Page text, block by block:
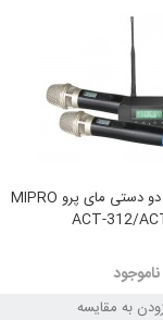
میکروفن بی سیم دو دستی مای پرو MIPRO
ACT-312/
ناموجود
به مقایسه